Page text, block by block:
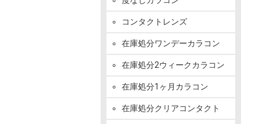
コンタクトレンズ
在庫処分ワンデーカラコン
在庫処分2ウィークカラコン
在庫処分1ヶ月カラコン
在庫処分クリアコンタクト